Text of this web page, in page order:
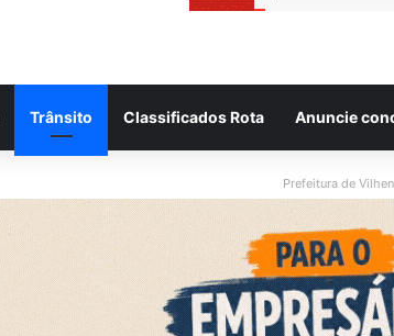
Trânsito Classificados Rota Anuncie
Prefeitura de